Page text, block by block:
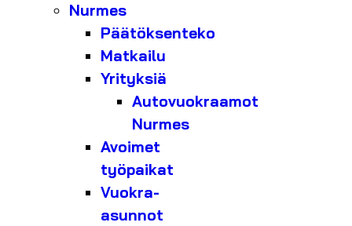
Nurmes
Päätöksenteko
Matkailu
Yrityksiä
Autovuokraamot
Nurmes
Avoimet
työpaikat
Vuokra-
asunnot